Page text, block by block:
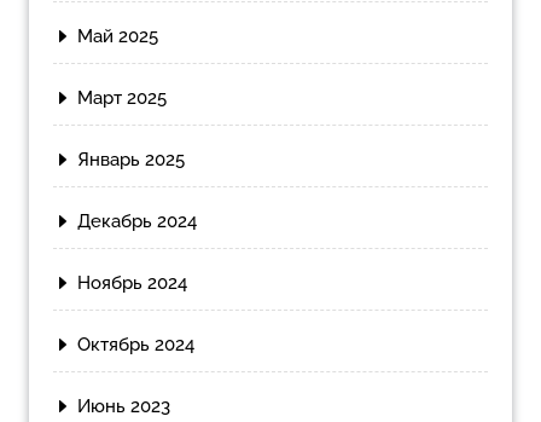
Май 2025
Март 2025
Январь 2025
Декабрь 2024
Ноябрь 2024
Октябрь 2024
Июнь 2023